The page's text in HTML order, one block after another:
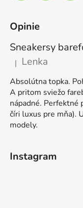
Opinie
Sneakersy
Ocena produktu to 5
| Lenka
Absolútna topka.
A pritom sviežo
nápadné.
číri luxus pre mňa).
modely.
Instagram